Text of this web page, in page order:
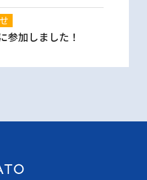
参加しました！